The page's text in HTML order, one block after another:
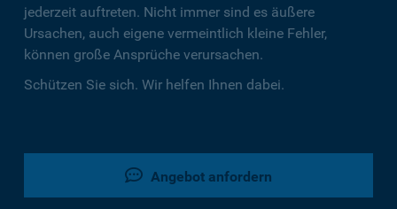
jederzeit auftreten. Nicht immer sind es äußere
Ursachen, auch eigene vermeintlich kleine Fehler,
können große Ansprüche verursachen.
Schützen Sie sich. Wir helfen Ihnen dabei.
Angebot anfordern